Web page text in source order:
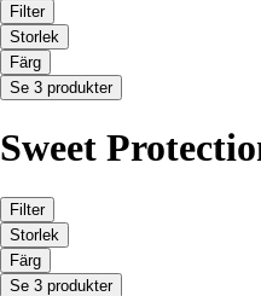
Filter
Storlek
Färg
Se 3 produkter
Sweet
Filter
Storlek
Färg
Se 3 produkter